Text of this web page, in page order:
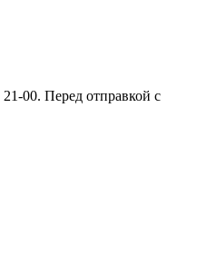
00. Перед отправкой с